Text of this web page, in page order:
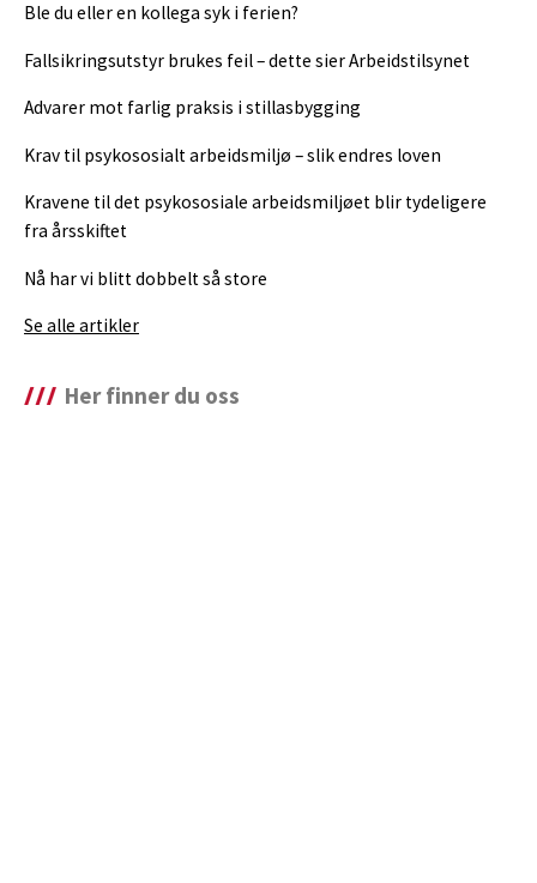
Ble du eller en kollega syk i ferien?
Fallsikringsutstyr brukes feil – dette sier Arbeidstilsynet
Advarer mot farlig praksis i stillasbygging
Krav til psykososialt arbeidsmiljø – slik endres loven
Kravene til det psykososiale arbeidsmiljøet blir tydeligere
fra årsskiftet
Nå har vi blitt dobbelt så store
Se alle artikler
Her finner du oss